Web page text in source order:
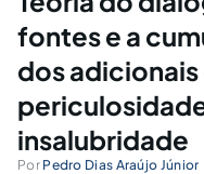
fontes e a
dos adicionais
insalubridade
Por Pedro Dias Araújo Júnior